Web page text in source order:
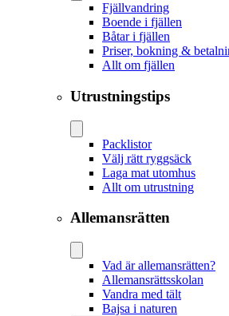
Fjällvandring
Boende i fjällen
Båtar i fjällen
Priser, bokning &
Allt om fjällen
Utrustningstips
Packlistor
Välj rätt ryggsäck
Laga mat utomhus
Allt om utrustning
Allemansrätten
Vad är allemansrätten?
Allemansrättsskolan
Vandra med tält
Bajsa i naturen